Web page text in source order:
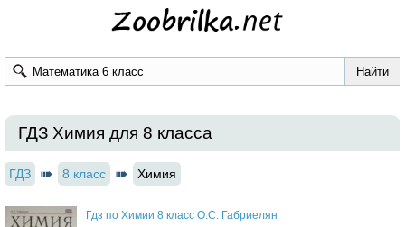
ГДЗ Химия для 8 класса
ГДЗ 8 класс Химия
Гдз по Химии 8 класс О.С. Габриелян